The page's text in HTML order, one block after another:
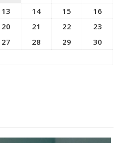
13 14 15
16
20 21 22
23
27 28 29
30